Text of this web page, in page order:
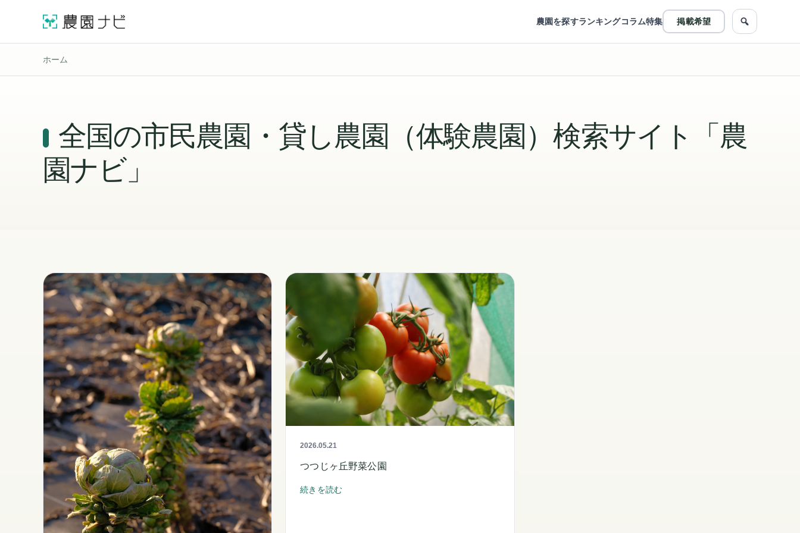
農園を探すランキングコラム特集 掲載希望
農園をフリ
ホーム
全国の市民農園・貸し農園（体験農園）検索サイト「農
園ナビ」
2026.05.21
つつじヶ丘野菜公園
続きを読む